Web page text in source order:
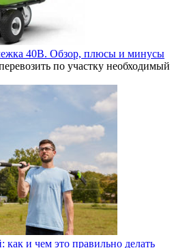
40В. Обзор, плюсы и минусы
по участку необходимый
как и чем это правильно делать